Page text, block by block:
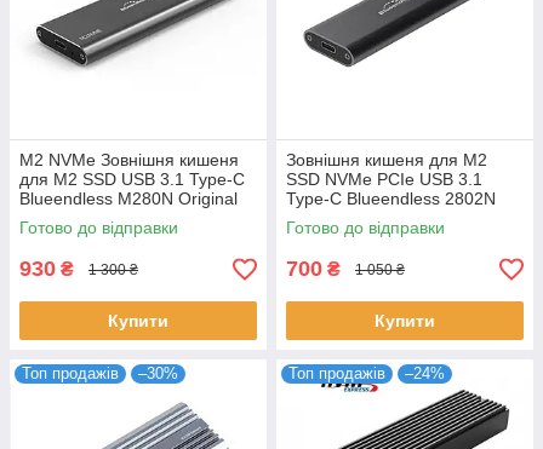
M2 NVMe Зовнішня кишеня
для M2 SSD USB 3.1 Type-C
Blueendless M280N Original
Готово до відправки
930 ₴ 1 300 ₴
Купити
Зовнішня кишеня для M2
SSD NVMe PCIe USB 3.1
Type-C Blueendless 2802N
Original
Готово до відправки
700 ₴ 1 050 ₴
Купити
Топ продажів –30% Топ продажів –24%